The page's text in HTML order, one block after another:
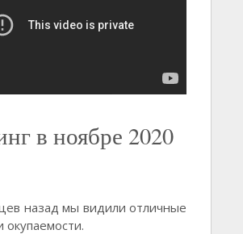
в ноябре 2020
назад мы видили отличные
окупаемости.